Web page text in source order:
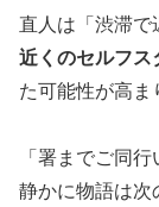
直人は「渋滞で
近くのセルフス
た可能性が高ま
「署までご同
静かに物語は次